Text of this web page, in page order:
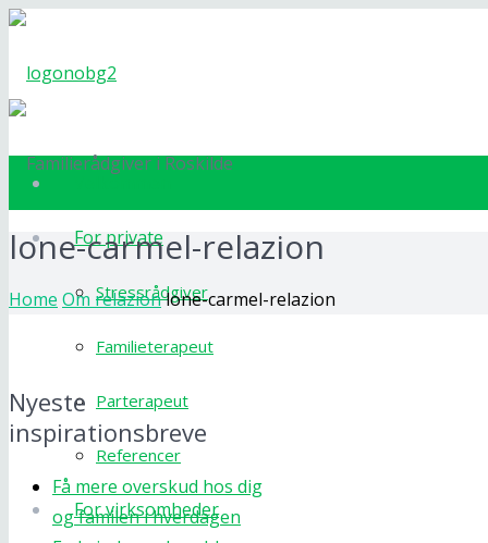
For private
Stressrådgiver
Familieterapeut
Parterapeut
Referencer
For virksomheder
lone-carmel-relazion
Home Om relazionlone-carmel-relazion
Nyeste
inspirationsbreve
Få mere overskud hos dig
og familen i hverdagen